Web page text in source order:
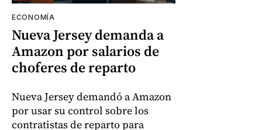
ECONOMÍA
Nueva Jersey demanda a
Amazon por salarios de
choferes de reparto
Nueva Jersey demandó a Amazon
por usar su control sobre los
contratistas de reparto para